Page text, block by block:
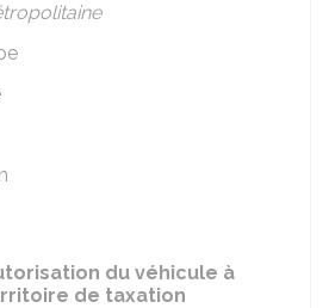
du véhicule à
de taxation